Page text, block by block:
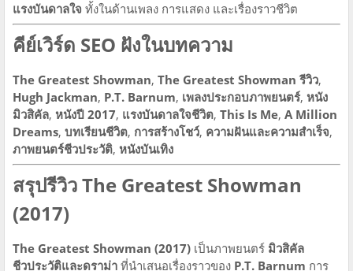
แรงบันดาลใจ ทั้งในด้านเพลง การแสดง และเรื่องราวชีวิต
คีย์เวิร์ด SEO ฝังในบทความ
The Greatest Showman, The Greatest Showman รีวิว,
Hugh Jackman, P.T. Barnum, เพลงประกอบภาพยนตร์, หนัง
มิวสิคัล, หนังปี 2017, แรงบันดาลใจชีวิต, This Is Me, A Million
Dreams, บทเรียนชีวิต, การสร้างโชว์, ความฝันและความสำเร็จ,
ภาพยนตร์ชีวประวัติ, หนังบันเทิง
สรุปรีวิว The Greatest Showman
(2017)
The Greatest Showman (2017) เป็นภาพยนตร์ มิวสิคัล
ชีวประวัติและดราม่า ที่นำเสนอเรื่องราวของ P.T. Barnum การ